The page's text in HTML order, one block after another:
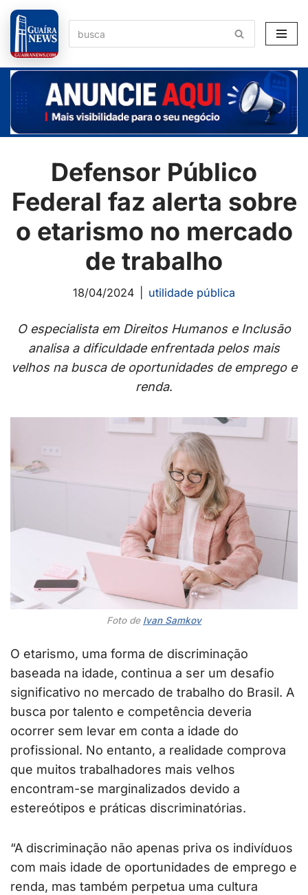
Pular
para
o
conteúdo
Defensor Público
Federal faz alerta sobre
o etarismo no mercado
de trabalho
18/04/2024 utilidade pública
O especialista em Direitos Humanos e Inclusão
analisa a dificuldade enfrentada pelos mais
velhos na busca de oportunidades de emprego e
renda.
Foto de Ivan Samkov
O etarismo, uma forma de discriminação
baseada na idade, continua a ser um desafio
significativo no mercado de trabalho do Brasil. A
busca por talento e competência deveria
ocorrer sem levar em conta a idade do
profissional. No entanto, a realidade comprova
que muitos trabalhadores mais velhos
encontram-se marginalizados devido a
estereótipos e práticas discriminatórias.
“A discriminação não apenas priva os indivíduos
com mais idade de oportunidades de emprego e
renda, mas também perpetua uma cultura